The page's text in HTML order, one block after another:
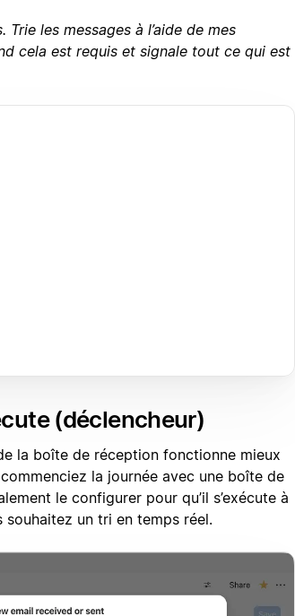
les messages à l’aide de mes
cela est requis et signale tout ce qui est
(déclencheur)
la boîte de réception fonctionne mieux
la journée avec une boîte de
le configurer pour qu’il s’exécute à
souhaitez un tri en temps réel.